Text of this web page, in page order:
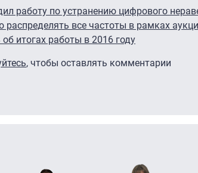
работу по устранению цифрового
все частоты в рамках
итогах работы в 2016 году
, чтобы оставлять комментарии